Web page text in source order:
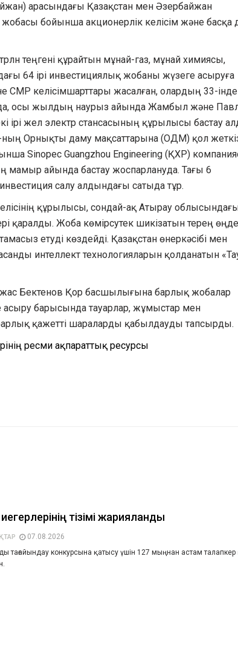
арасындағы Қазақстан мен Әзербайжан
бойынша акционерлік келісім және басқа
теңгені құрайтын мұнай-газ, мұнай химиясы,
64 ірі инвестициялық жобаны жүзеге асыруға
келісімшарттары жасалған, олардың 33-інде
осы жылдың наурыз айында Жамбыл және
ірі жел электр стансасының құрылысы бастау
Орнықты даму мақсаттарына (ОДМ) қол
Sinopec Guangzhou Engineering (ҚХР)
айында бастау жоспарлануда. Тағы 6
салу алдындағы сатыда тұр.
құрылысы, сондай-ақ Атырау
Жоба көмірсутек шикізатын терең
етуді көздейді. Қазақстан өнеркәсібі мен
интеллект технологияларын қолданатын
Бектенов Қор басшылығына барлық жобалар
барысында тауарлар, жұмыстар мен
барлық қажетті шараларды қабылдауды тапсырды.
ресми ақпараттық ресурсы
тізімі жарияланды
07.08.2026
тағайындау конкурсына қатысу үшін 127 мыңнан астам талапкер